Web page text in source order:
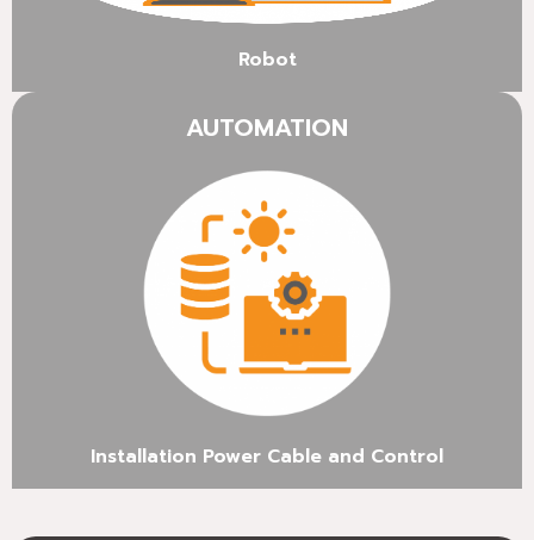
Robot
AUTOMATION
Installation Power Cable and Control